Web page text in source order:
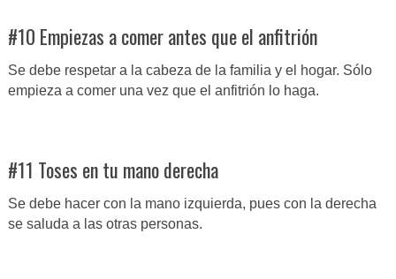
#10 Empiezas a comer antes que el anfitrión
Se debe respetar a la cabeza de la familia y el hogar. Sólo
empieza a comer una vez que el anfitrión lo haga.
#11 Toses en tu mano derecha
Se debe hacer con la mano izquierda, pues con la derecha
se saluda a las otras personas.